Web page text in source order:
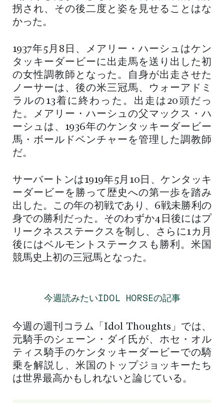
拐され、その後二度と姿を見せることはな
かった。
1937年5月8日、メアリー・ハーシュはケン
タッキーダービーに出走馬を送り出した初
の女性調教師となった。自身が出走させた
ノーサーは、後の米三冠馬、ウォーアドミ
ラルの13着に終わった。出走は20頭だっ
た。メアリー・ハーシュの父マックス・ハ
ーシュは、1936年のケンタッキーダービー
馬・ボールドベンチャーを管理した調教師
だ。
サーバートンは1919年5月10日、ケンタッキ
ーダービーを勝って歴史への第一歩を踏み
出した。この年の初戦であり、6戦未勝利の
身での勝利だった。そのわずか4日後にはプ
リークネスステークスを制し、さらに1カ月
後にはベルモントステークスも勝利。米国
競馬史上初の三冠馬となった。
今週読みたいIDOL HORSEの記事
今週の週刊コラム「Idol Thoughts」では、
元騎手のシェーン・ダイ氏が、ホセ・オル
ティス騎手のケンタッキーダービーでの騎
乗を解説し、米国のトップジョッキーたち
は世界最高かもしれないと論じている。